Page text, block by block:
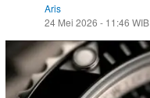
Aris
24 Mei 2026 - 11:46 WIB